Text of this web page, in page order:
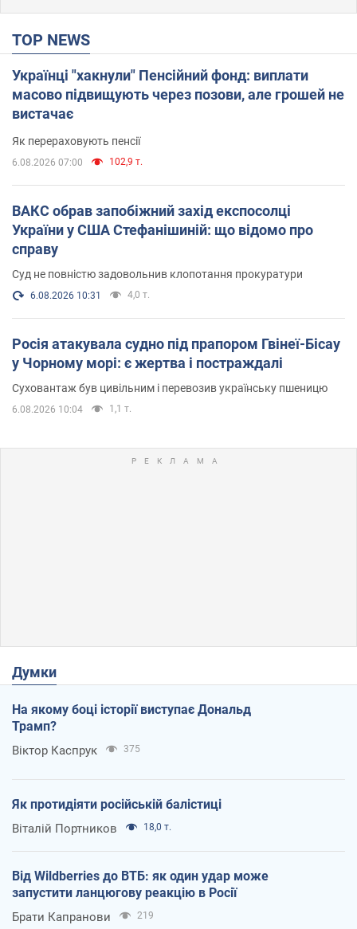
TOP NEWS
Українці "хакнули" Пенсійний фонд: виплати
масово підвищують через позови, але грошей не
вистачає
Як перераховують пенсії
6.08.2026 07:00 102,9 т.
ВАКС обрав запобіжний захід експосолці
України у США Стефанішиній: що відомо про
справу
Суд не повністю задовольнив клопотання прокуратури
6.08.2026 10:31 4,0 т.
Росія атакувала судно під прапором Гвінеї-Бісау
у Чорному морі: є жертва і постраждалі
Суховантаж був цивільним і перевозив українську пшеницю
6.08.2026 10:04 1,1 т.
Думки
На якому боці історії виступає Дональд
Трамп?
Віктор Каспрук 375
Як протидіяти російській балістиці
Віталій Портников 18,0 т.
Від Wildberries до ВТБ: як один удар може
запустити ланцюгову реакцію в Росії
Брати Капранови 219